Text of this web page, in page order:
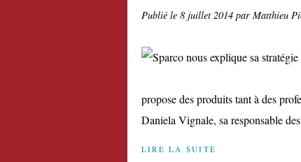
Publié le 8 juillet 2014 par Matthieu
propose des produits tant à des
Daniela Vignale, sa responsable
LIRE LA SUITE